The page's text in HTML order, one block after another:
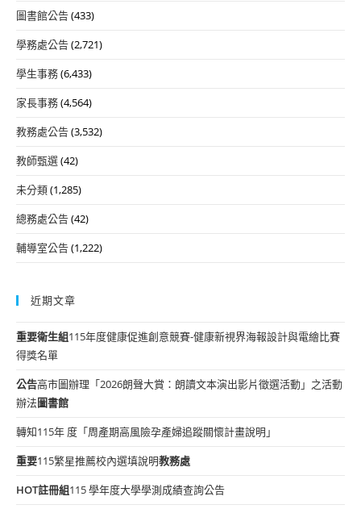
圖書館公告(433)
學務處公告(2,721)
學生事務(6,433)
家長事務(4,564)
教務處公告(3,532)
教師甄選(42)
未分類(1,285)
總務處公告(42)
輔導室公告(1,222)
近期文章
重要衛生組115年度健康促進創意競賽-健康新視界海報設計與電繪比賽
得獎名單
公告高市圖辦理「2026朗聲大賞：朗讀文本演出影片徵選活動」之活動
辦法圖書館
轉知115年 度「周產期高風險孕產婦追蹤關懷計畫說明」
重要115繁星推薦校內選填說明教務處
HOT註冊組115 學年度大學學測成績查詢公告